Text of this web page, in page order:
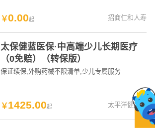
￥0.00起 招商仁和人寿
太保健蓝医保·中高端少儿长期医疗
（0免赔）（转保版）
保证续保,外购药械不限清单,少儿专属服务
￥1425.00起 太平洋健康险